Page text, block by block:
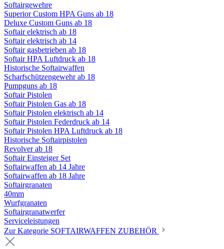
Softairgewehre
Superior Custom HPA Guns ab 18
Deluxe Custom Guns ab 18
Softair elektrisch ab 18
Softair elektrisch ab 14
Softair gasbetrieben ab 18
Softair HPA Luftdruck ab 18
Historische Softairwaffen
Scharfschützengewehr ab 18
Pumpguns ab 18
Softair Pistolen
Softair Pistolen Gas ab 18
Softair Pistolen elektrisch ab 14
Softair Pistolen Federdruck ab 14
Softair Pistolen HPA Luftdruck ab 18
Historische Softairpistolen
Revolver ab 18
Softair Einsteiger Set
Softairwaffen ab 14 Jahre
Softairwaffen ab 18 Jahre
Softairgranaten
40mm
Wurfgranaten
Softairgranatwerfer
Serviceleistungen
Zur Kategorie SOFTAIRWAFFEN ZUBEHÖR